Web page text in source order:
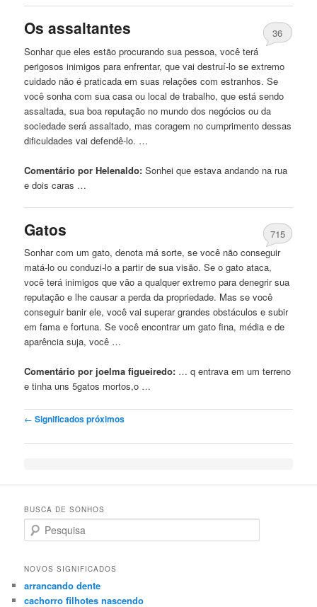
Os assaltantes
36
Sonharque eles estão procurando sua pessoa, você terá
perigosos inimigos para enfrentar,que vai destruí-lo se extremo
cuidado não é praticada em suas relações com estranhos. Se
você sonha com sua casa ou local de trabalho,que está sendo
assaltada, sua boa reputação no mundo dos negócios ou da
sociedade será assaltado, mas coragem no cumprimento dessas
dificuldades vai defendê-lo. …
Comentário por Helenaldo: Sonheique estava andando na rua
e dois caras …
Gatos
715
Sonhar comum gato, denota má sorte, se você não conseguir
matá-lo ou conduzi-lo a partir de sua visão. Se o gato ataca,
você terá inimigosque vão a qualquer extremo para denegrir sua
reputação e lhe causar a perda da propriedade. Mas se você
conseguir banir ele, você vai superar grandes obstáculos e subir
em fama e fortuna. Se você encontrarum gato fina, média e de
aparência suja, você …
Comentário por joelma figueiredo: … q entrava emum terreno
e tinha uns 5gatos mortos,o …
Post navigation
← Significados próximos
BUSCA DE SONHOS
Search
NOVOS SIGNIFICADOS
arrancando dente
cachorro filhotes nascendo